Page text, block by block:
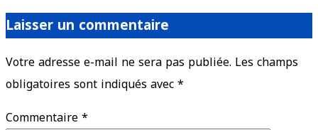
Laisser un commentaire
Votre adresse e-mail ne sera pas publiée. Les champs
obligatoires sont indiqués avec*
Commentaire*